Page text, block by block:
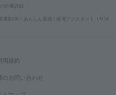
仕事詳細
通勤OK！あんしん長期！経理アシスタント（1114
用規約
のお問い合わせ